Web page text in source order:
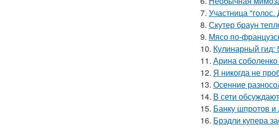
7. Участница
8. Скутер браун
9. Мясо по-
10. Кулинарный гид:
11. Арина
12. Я никогда не
13. Осенние
14. В сети
15. Банку шпротов
16. Брэдли купера